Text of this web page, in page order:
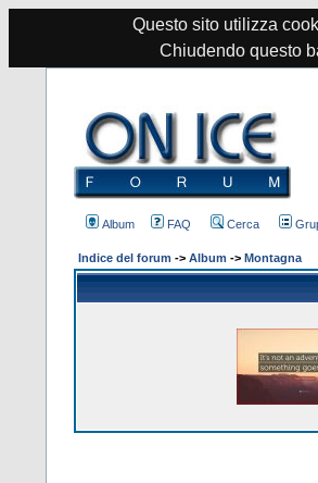
Questo sito utilizza
Chiudendo questo
Album FAQ Cerca
Indice del forum -> Album -> Montagna